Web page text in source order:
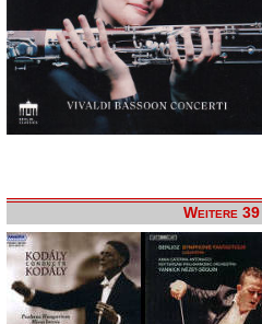
Weitere 39